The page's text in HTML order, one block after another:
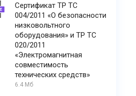
Сертификат ТР ТС
004/2011 «О безопасности
низковольтного
оборудования» и ТР ТС
020/2011
«Электромагнитная
совместимость
технических средств»
6.4 Мб